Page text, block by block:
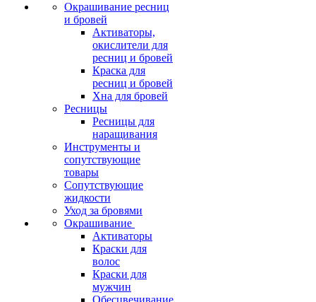
Окрашивание ресниц
и бровей
Активаторы,
окислители для
ресниц и бровей
Краска для
ресниц и бровей
Хна для бровей
Ресницы
Ресницы для
наращивания
Инструменты и
сопутствующие
товары
Сопутствующие
жидкости
Уход за бровями
Окрашивание
Активаторы
Краски для
волос
Краски для
мужчин
Обесцвечивание